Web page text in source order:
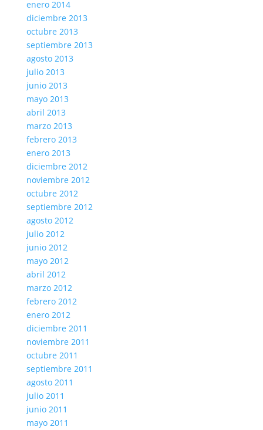
enero 2014
diciembre 2013
octubre 2013
septiembre 2013
agosto 2013
julio 2013
junio 2013
mayo 2013
abril 2013
marzo 2013
febrero 2013
enero 2013
diciembre 2012
noviembre 2012
octubre 2012
septiembre 2012
agosto 2012
julio 2012
junio 2012
mayo 2012
abril 2012
marzo 2012
febrero 2012
enero 2012
diciembre 2011
noviembre 2011
octubre 2011
septiembre 2011
agosto 2011
julio 2011
junio 2011
mayo 2011